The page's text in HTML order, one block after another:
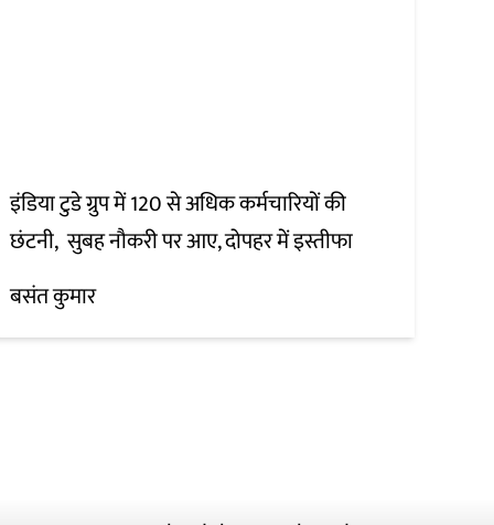
इंडिया टुडे ग्रुप में 120 से अधिक कर्मचारियों की
छंटनी, सुबह नौकरी पर आए, दोपहर में इस्तीफा
बसंत कुमार